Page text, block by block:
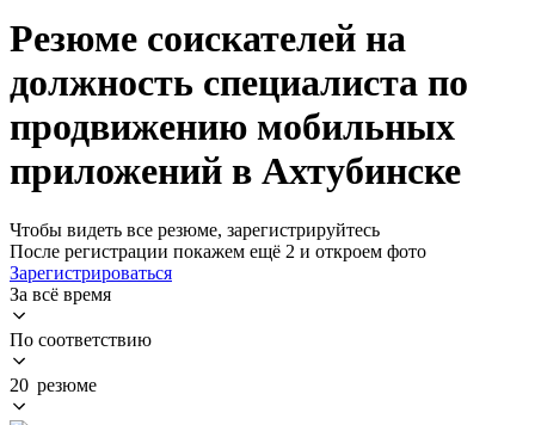
Резюме соискателей на
должность специалиста по
продвижению мобильных
приложений в Ахтубинске
Чтобы видеть все резюме, зарегистрируйтесь
После регистрации покажем ещё 2 и откроем фото
Зарегистрироваться
За всё время
По соответствию
20 резюме